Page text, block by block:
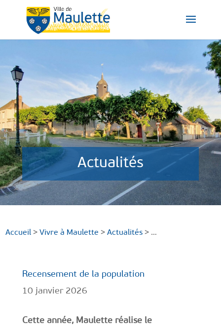
Actualités
Accueil >Vivre à Maulette > Actualités > …
Recensement de la population
10 janvier 2026
Cette année, Maulette réalise le